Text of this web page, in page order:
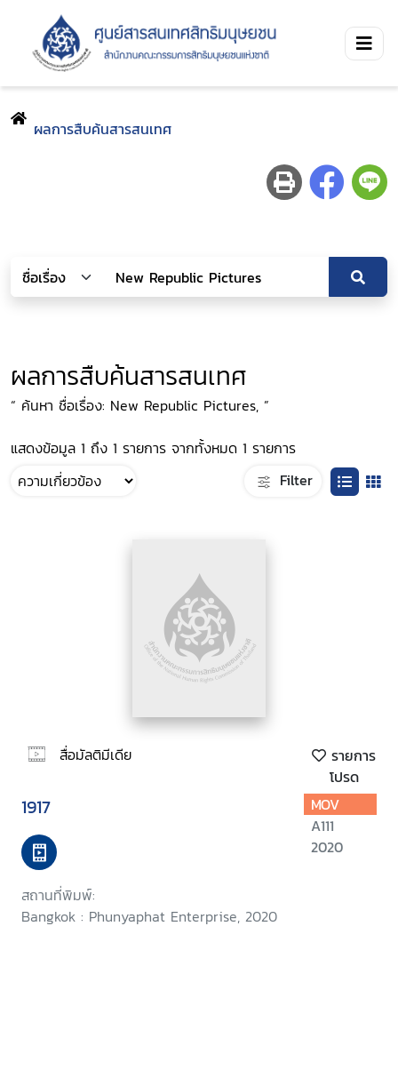
ผลการสืบค้นสารสนเทศ
ผลการสืบค้นสารสนเทศ
“ ค้นหา ชื่อเรื่อง: New Republic Pictures, ”
แสดงข้อมูล 1 ถึง 1 รายการ จากทั้งหมด 1 รายการ
Filter
สื่อมัลติมีเดีย
รายการ
โปรด
1917
สถานที่พิมพ์:
Bangkok : Phunyaphat Enterprise, 2020
MOV
A111
2020